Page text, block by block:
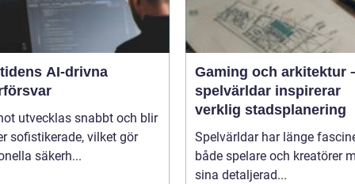
AI-drivna
utvecklas snabbt och blir
sofistikerade, vilket gör
säkerh...
Gaming och arkitektur
spelvärldar inspirerar
verklig stadsplanering
Spelvärldar har länge
både spelare och kreatörer
sina detaljerad...